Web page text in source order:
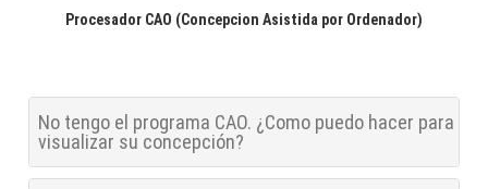
Procesador CAO (Concepcion Asistida por Ordenador)
No tengo el programa CAO. ¿Como puedo hacer para
visualizar su concepción?